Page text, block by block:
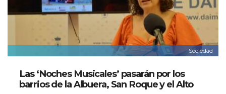
Sociedad
Las ‘Noches Musicales’ pasarán por los
barrios de la Albuera, San Roque y el Alto